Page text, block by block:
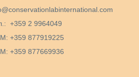
+359 2 9964049
+359 877919225
+359 877669936